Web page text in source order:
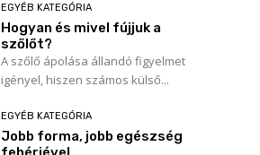
EGYÉB KATEGÓRIA
Hogyan és mivel fújjuk a
szőlőt?
A szőlő ápolása állandó figyelmet
igényel, hiszen számos külső...
EGYÉB KATEGÓRIA
Jobb forma, jobb egészség